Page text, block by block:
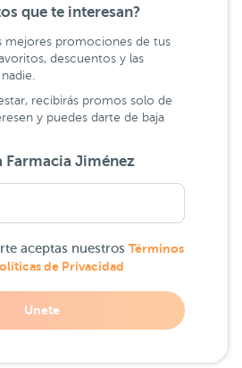
que te interesan?
mejores promociones de tus
descuentos y las
recibirás promos solo de
y puedes darte de baja
Farmacia Jiménez
aceptas nuestros Términos
de Privacidad
Unete